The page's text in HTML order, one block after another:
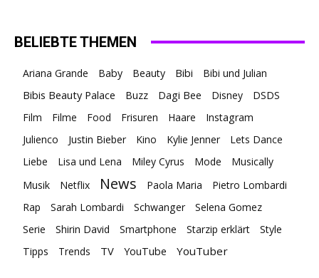
BELIEBTE THEMEN
Ariana Grande Baby Beauty Bibi Bibi und Julian
Bibis Beauty Palace Buzz Dagi Bee Disney
DSDS
Film
Filme Food Frisuren Haare
Instagram
Julienco
Justin Bieber Kino Kylie Jenner
Lets Dance
Liebe
Lisa und Lena Miley Cyrus Mode
Musically
Musik
Netflix News Paola Maria
Pietro Lombardi
Rap
Sarah Lombardi Schwanger
Selena Gomez
Serie
Shirin David Smartphone Starzip erklärt
Style
Tipps
Trends TV YouTube YouTuber